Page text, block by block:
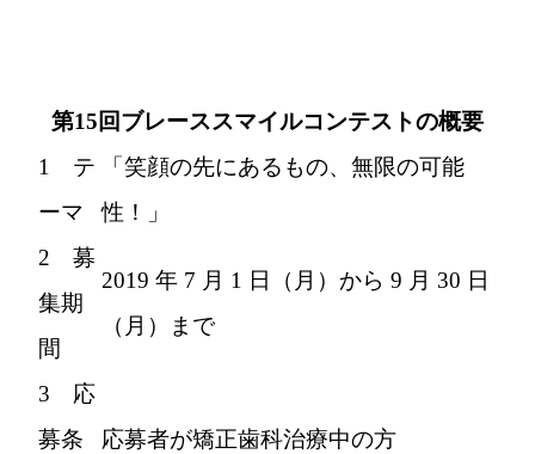
第15回ブレーススマイルコンテストの概要
1 テ
ーマ
「笑顔の先にあるもの、無限の可能
性！」
2 募
集期
間
2019 年 7 月 1 日（月）から 9 月 30 日
（月）まで
3 応
募条
応募者が矯正歯科治療中の方